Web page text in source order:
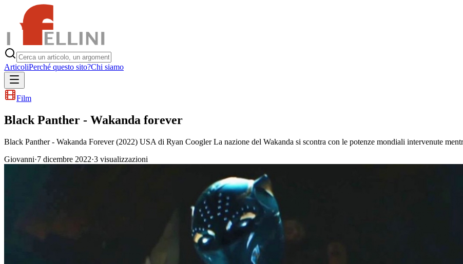
ArticoliPerché questo sito?Chi siamo
Film
Black Panther - Wakanda forever
Black Panther - Wakanda Forever (2022) USA di Ryan Coogler La nazione del Wakanda si scontra con le potenze mondiali intervenute
Giovanni·7 dicembre 2022·3 visualizzazioni